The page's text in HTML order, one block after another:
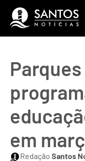
em
Redação Santos